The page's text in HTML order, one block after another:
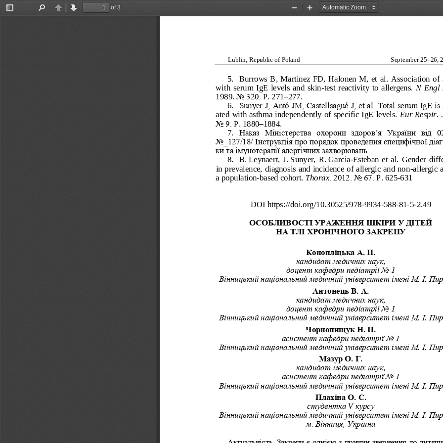
Toggle
PreviousNext
of 3
Zoom
Zoom
Lublin, Republic of Poland September 25–26,
5. Burrows  B,  Martinez  FD,  Halonen  M,  et  al .  Association  of
with  serum  IgE  levels  and  skin-test  reactivity  to  allergens. N  Engl
1989. No 320. P. 271–277
6.
Sunyer J, Antó JM, Castellsagué J, et al. Total serum IgE is
ated with asthma independently of specific IgE levels. Eur Respir.
No 9. P. 1880–1884.
7.
Наказ  Міністерства  охорони  здоров’я  України
від
No_127/18/ Інструкція про порядок проведення специфічної
ки та імунотерапії алергічних захворювань.
8.
B. Leynaert,  J. Sunyer,  R. Garcia-Esteban  et  al.  Gender
in prevalence, diagnosis and incidence of allergic and non-allergic
a population-based cohort. Thorax. 2012. No 67. P 625-631
DOI https://doi.org/10.30525/978-9934-588-81-5-2. 49
ОСОБЛИВОСТІ УРАЖЕННЯ ШКІРИ У ДІТЕЙ
НА ТЛІ ХРОНІЧНОГО ЗАКРЕПУ
Конопліцька А. П.
кандидат медичних наук,
доцент кафедри педіатрії No 1
Вінницький національний медичний університет імені М. І.
Антонець В. А.
кандидат медичних наук,
доцент кафедри педіатрії No 1
Вінницький національний медичний університет імені М. І.
Чорнопищук Н. П.
асистент кафедри педіатрії No 1
Вінницький національний медичний університет імені М. І.
Мазур О. Г.
кандидат медичних наук,
асистент кафедри педіатрії No 1
Вінницький національний медичний університет імені М. І.
Плахіна О. С.
студентка V курсу
Вінницький національний медичний університет імені М. І.
м. Вінниця, Україна